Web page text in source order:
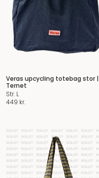
Veras upcycling totebag stor |
Ternet
Str. L
449 kr.